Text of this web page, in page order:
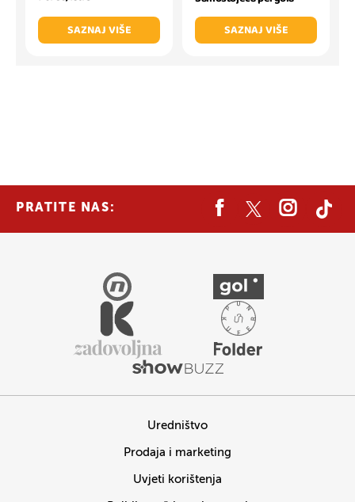
SAZNAJ VIŠE
SAZNAJ VIŠE
PRATITE NAS:
Uredništvo
Prodaja i marketing
Uvjeti korištenja